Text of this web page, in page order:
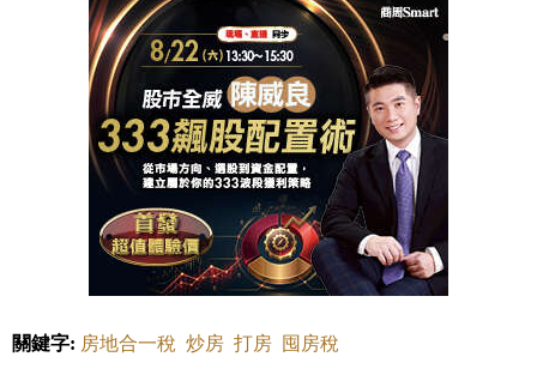
關鍵字: 房地合一稅 炒房 打房 囤房稅